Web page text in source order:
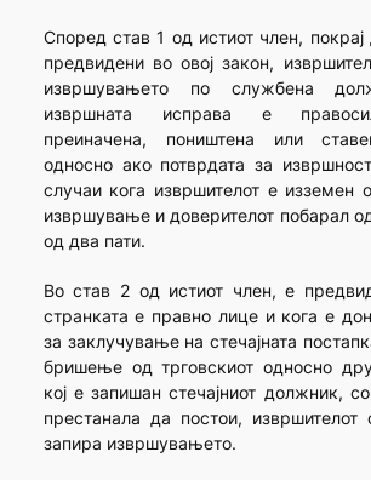
Според став 1 од истиот член, покрај
предвидени во овој закон,
извршувањето по службена
извршната исправа е
преиначена, поништена или
односно ако потврдата за
случаи кога извршителот е изземен
извршување и доверителот побарал
од два пати.
Во став 2 од истиот член, е
странката е правно лице и кога е
за заклучување на стечајната
бришење од трговскиот односно
кој е запишан стечајниот должник,
престанала да постои, извршителот
запира извршувањето.